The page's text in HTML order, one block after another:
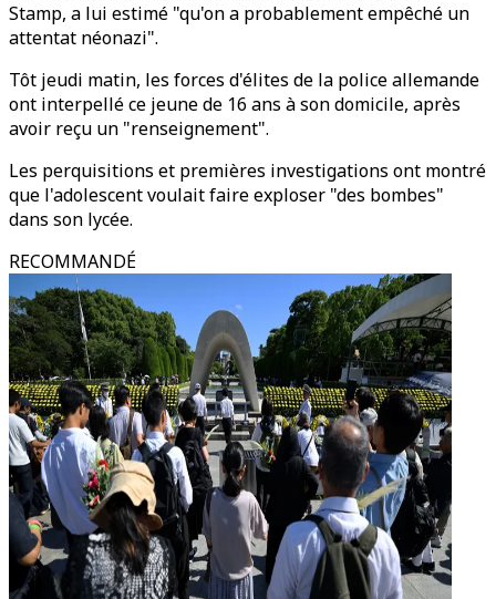
Stamp, a lui estimé "qu'on a probablement empêché un
attentat néonazi".
Tôt jeudi matin, les forces d'élites de la police allemande
ont interpellé ce jeune de 16 ans à son domicile, après
avoir reçu un "renseignement".
Les perquisitions et premières investigations ont montré
que l'adolescent voulait faire exploser "des bombes"
dans son lycée.
RECOMMANDÉ